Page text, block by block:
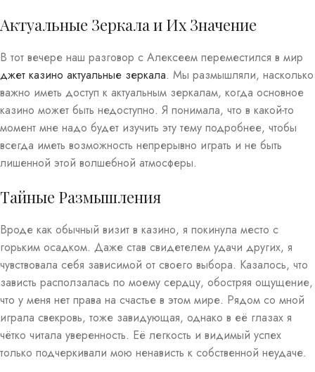
Актуальные Зеркала и Их Значение
В тот вечере наш разговор с Алексеем переместился в мир
джет казино актуальные зеркала. Мы размышляли, насколько
важно иметь доступ к актуальным зеркалам, когда основное
казино может быть недоступно. Я понимала, что в какой-то
момент мне надо будет изучить эту тему подробнее, чтобы
всегда иметь возможность непрерывно играть и не быть
лишенной этой волшебной атмосферы.
Тайные Размышления
Вроде как обычный визит в казино, я покинула место с
горьким осадком. Даже став свидетелем удачи других, я
чувствовала себя зависимой от своего выбора. Казалось, что
зависть расползалась по моему сердцу, обостряя ощущение,
что у меня нет права на счастье в этом мире. Рядом со мной
играла свекровь, тоже завидующая, однако в её глазах я
чётко читала уверенность. Её легкость и видимый успех
только подчеркивали мою ненависть к собственной неудаче.